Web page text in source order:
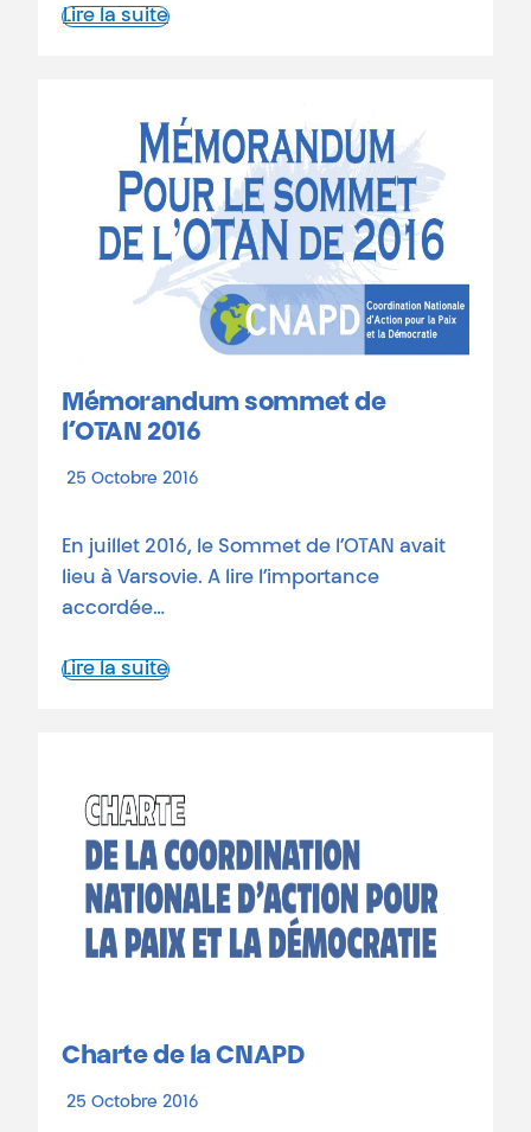
Lire la suite
Mémorandum sommet de
l’OTAN 2016
25 Octobre 2016
En juillet 2016, le Sommet de l’OTAN avait
lieu à Varsovie. A lire l’importance
accordée…
Lire la suite
Charte de la CNAPD
25 Octobre 2016